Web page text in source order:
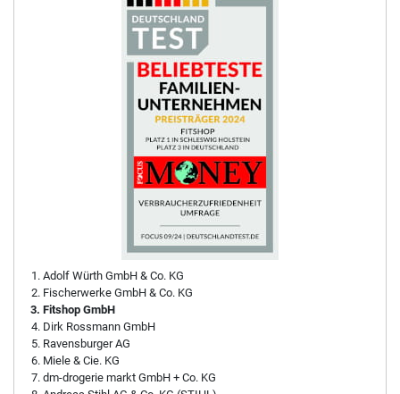
Adolf Würth GmbH & Co. KG
Fischerwerke GmbH & Co. KG
Fitshop GmbH
Dirk Rossmann GmbH
Ravensburger AG
Miele & Cie. KG
dm-drogerie markt GmbH + Co. KG